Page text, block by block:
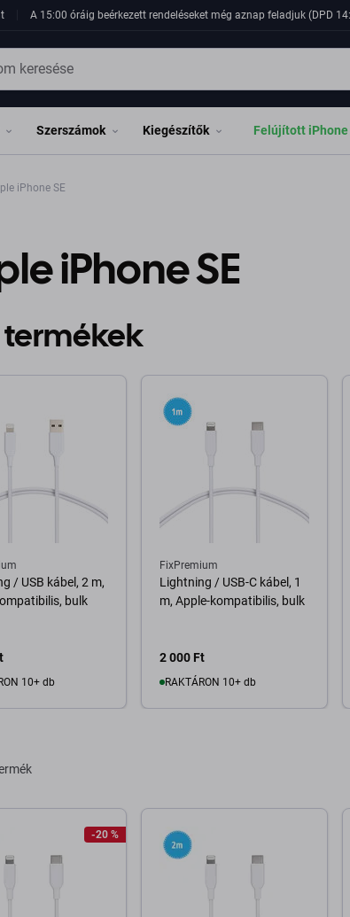
A 15:00 óráig beérkezett rendeléseket még aznap feladjuk (DPD
Szerszámok Kiegészítők Felújított iPhone
iPhone SE
iPhone SE
termékek
/ USB kábel, 2 m,
bulk
10+ db
FixPremium
Lightning / USB-C kábel, 1
m, Apple-kompatibilis, bulk
2 000 Ft
RAKTÁRON 10+ db
-20 %